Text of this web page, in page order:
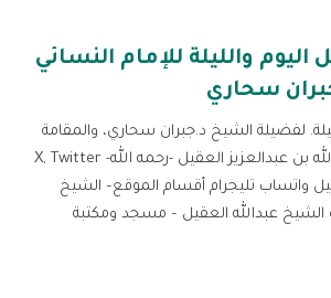
والليلة للإمام النسائي
لفضيلة الشيخ د.جبران سحاري، والمقامة
في مكتبة الشيخ عبدالله بن عبدالعزيز العقيل -رحمه الله- X, Twitter
واتساب تليجرام أقسام الموقع– الشيخ
الشيخ عبدالله العقيل – مسجد ومكتبة